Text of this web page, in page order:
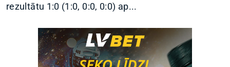
rezultātu 1:0 (1:0, 0:0, 0:0) ap...